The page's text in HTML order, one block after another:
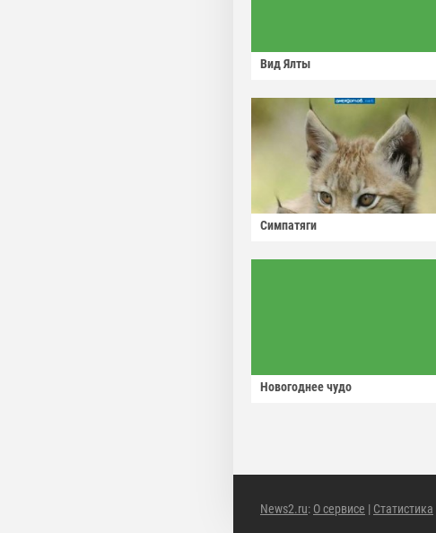
Вид Ялты
Симпатяги
Новогоднее чудо
News2.ru: О сервисе | Статистика